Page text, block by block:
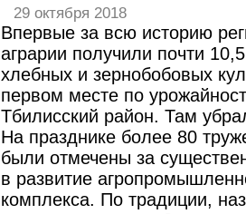
29 октября 2018
Впервые за всю историю
аграрии получили почти
хлебных и зернобобовых
первом месте по
Тбилисский район. Там
На празднике более 80
были отмечены за
в развитие
комплекса. По традиции,